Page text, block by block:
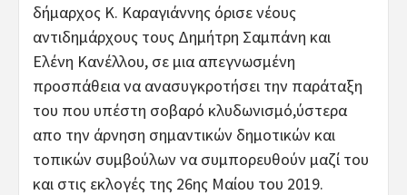
δήμαρχος Κ. Καραγιάννης όρισε νέους
αντιδημάρχους τους Δημήτρη Σαμπάνη και
Ελένη Κανέλλου, σε μια απεγνωσμένη
προσπάθεια να ανασυγκροτήσει την παράταξη
του που υπέστη σοβαρό κλυδωνισμό,ύστερα
απο την άρνηση σημαντικών δημοτικών και
τοπικών συμβούλων να συμπορευθούν μαζί του
και στις εκλογές της 26ης Μαίου του 2019.